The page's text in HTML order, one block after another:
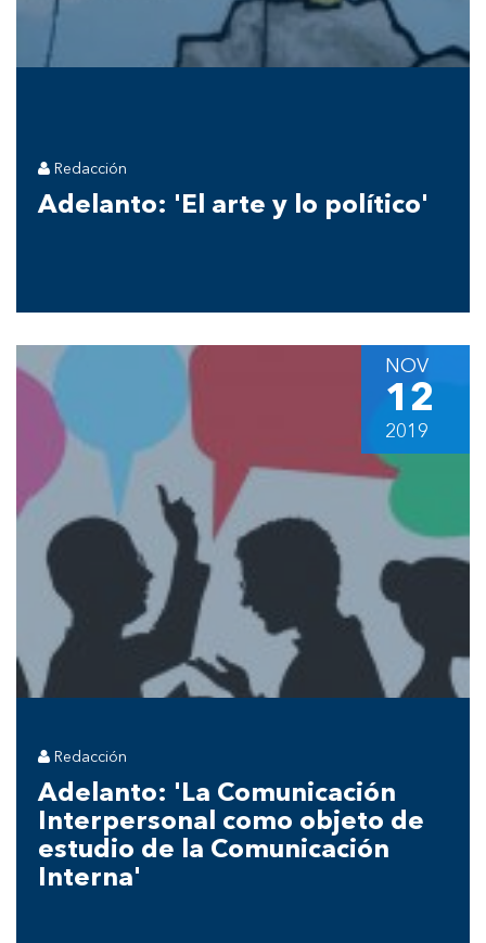
Redacción
Adelanto: 'El arte y lo político'
NOV
12
2019
Redacción
Adelanto: 'La Comunicación
Interpersonal como objeto de
estudio de la Comunicación
Interna'